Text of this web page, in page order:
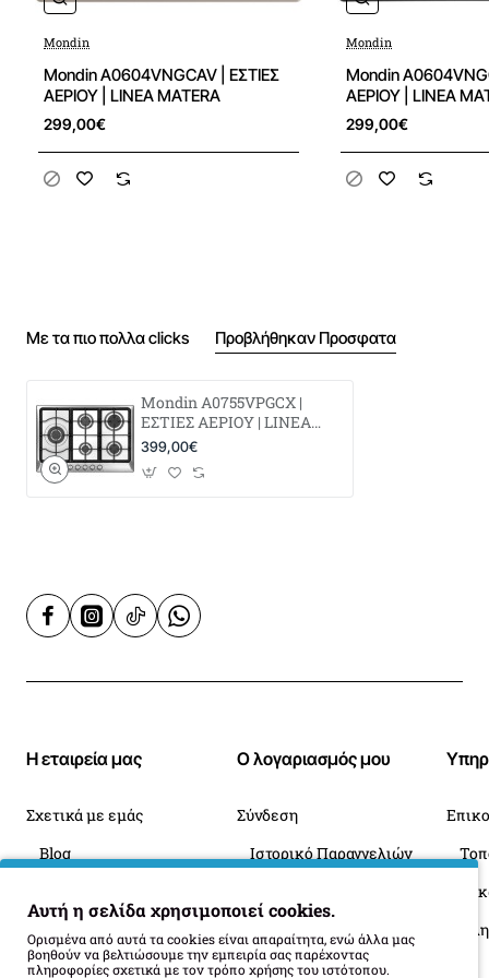
Αριθμός χώρων μαγειρέματος
Αριθμός ζωνών μαγειρέματος 5
Χειρισμός
Τύπος / ισχύς εστίας στη μέση πίσω
αερίου / 1,75kW
Ανάφλεξη ηλεκτρονική με ένα χέρι
Τύπος / ισχύς εστίας πίσω δεξιά
1 ταχεία αερίου /
Τύπος / ισχύς εστίας μπροστά δεξιά
1 κανονική αερίου /
1,75kW
Τύπος / ισχύς εστίας αριστερά 1 διπλής φλόγας αερίου -
Wok / 4,0kW
Mondin
Mondin A0604VNGCAV | ΕΣΤΙΕΣ
ΑΕΡΙΟΥ | LINEA MATERA
299,00€
Mondin
Mondin
ΑΕΡΙΟΥ | LINEA
299,00€
Με τα πιο πολλα clicks Προβλήθηκαν Προσφατα
Mondin A0755VPGCX |
ΕΣΤΙΕΣ ΑΕΡΙΟΥ | LINEA
MATERA
399,00€
Η εταιρεία μας
Σχετικά με εμάς
Blog
Όροι Επιστροφής
Ο λογαριασμός μου
Σύνδεση
Ιστορικό Παραγγελιών
Αυτή η σελίδα χρησιμοποιεί cookies.
Ορισμένα από αυτά τα cookies είναι απαραίτητα, ενώ άλλα μας
βοηθούν να βελτιώσουμε την εμπειρία σας παρέχοντας
πληροφορίες σχετικά με τον τρόπο χρήσης του ιστότοπου.